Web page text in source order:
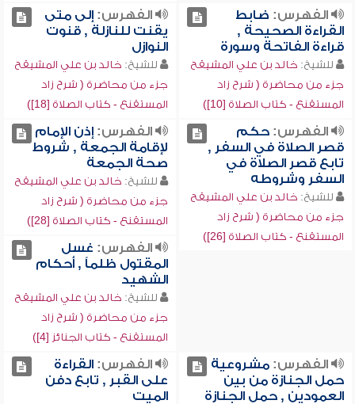
الفهرس: ضابط
القراءة الصحيحة ,
قراءة الفاتحة وسورة
للشيخ: خالد بن علي المشيقح
جزء من محاضرة ( شرح زاد
المستقنع - كتاب الصلاة [10])
الفهرس:إلى متى
يقنت للنازلة , قنوت
النوازل
للشيخ: خالد بن علي المشيقح
جزء من محاضرة ( شرح زاد
المستقنع - كتاب الصلاة [18])
الفهرس:حكم
قصر الصلاة في السفر ,
تابع قصر الصلاة في
السفر وشروطه
للشيخ: خالد بن علي المشيقح
جزء من محاضرة ( شرح زاد
المستقنع - كتاب الصلاة [26])
الفهرس:إذن الإمام
لإقامة الجمعة , شروط
صحة الجمعة
للشيخ: خالد بن علي المشيقح
جزء من محاضرة ( شرح زاد
المستقنع - كتاب الصلاة [28])
الفهرس: غسل
المقتول ظلماً , أحكام
الشهيد
للشيخ: خالد بن علي المشيقح
جزء من محاضرة ( شرح زاد
المستقنع - كتاب الجنائز [4])
الفهرس:مشروعية
حمل الجنازة من بين
العمودين , حمل الجنازة
الفهرس:القراءة
على القبر , تابع دفن
الميت